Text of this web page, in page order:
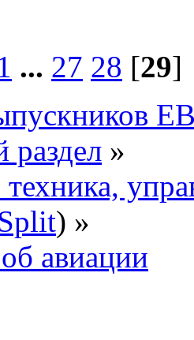
... 27 28 [29
раздел »
) »
авиации